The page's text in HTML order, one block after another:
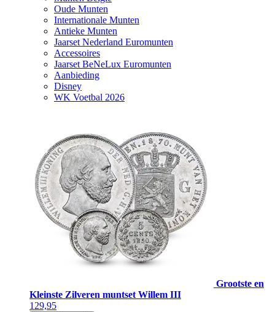
Oude Munten
Internationale Munten
Antieke Munten
Jaarset Nederland Euromunten
Accessoires
Jaarset BeNeLux Euromunten
Aanbieding
Disney
WK Voetbal 2026
Grootste en
Kleinste Zilveren muntset Willem III
129,95